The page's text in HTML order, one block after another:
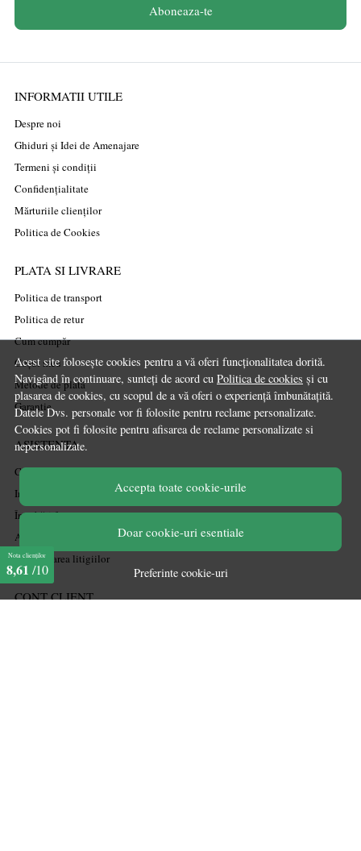
Acest site folosește cookies pentru a vă oferi funcționalitatea dorită.
Navigând în continuare, sunteți de acord cu Politica de cookies și cu
plasarea de cookies, cu scopul de a vă oferi o experiență îmbunătațită.
Datele Dvs. personale vor fi folosite pentru reclame personalizate.
Cookies pot fi folosite pentru afisarea de reclame personalizate si
nepersonalizate.
Accepta toate cookie-urile
Doar cookie-uri esentiale
Preferinte cookie-uri
Aboneaza-te
INFORMATII UTILE
Despre noi
Ghiduri și Idei de Amenajare
Termeni și condiții
Confidențialitate
Mărturiile clienților
Politica de Cookies
PLATA SI LIVRARE
Politica de transport
Politica de retur
Cum cumpăr
Coșul meu
Metode de plată
Garanție
ASISTENTA
Contactează-ne
Informatii legale
Întrebări frecvente
ANPC
Soluționarea litigiilor
CONT CLIENT
Nota clienților
8,61 /10